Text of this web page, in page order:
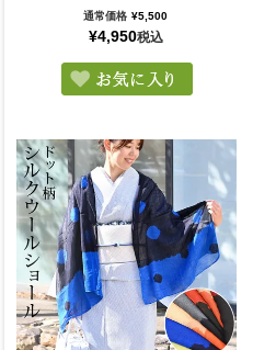
通常価格 ¥5,500
¥4,950税込